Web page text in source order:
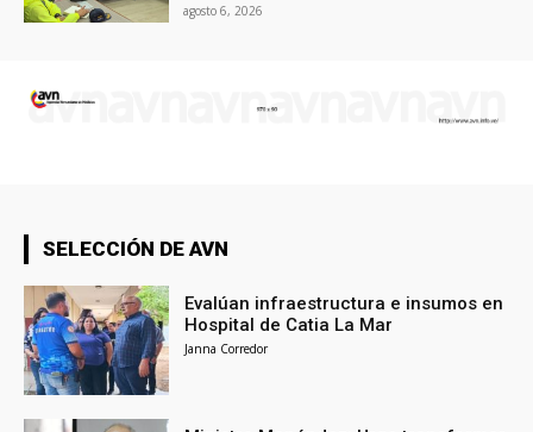
agosto 6, 2026
SELECCIÓN DE AVN
Evalúan infraestructura e insumos en
Hospital de Catia La Mar
Janna Corredor